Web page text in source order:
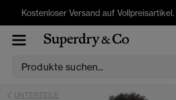
Kostenloser Versand auf
UNTERTEILE